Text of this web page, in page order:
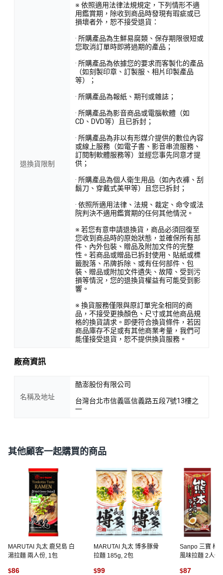
退換貨限制
※ 依照適用法律法規規定，下列情形不適
用鑑賞期，除收到商品時發現有瑕疵或已
損壞者外，恕不接受退貨：
· 所購產品為生鮮易腐類、保存期限很短或
您取消訂單時即將過期的產品；
· 所購產品為依據您的要求而客製化的產品
（如刻製印章、訂製服、相片印製產品
等）；
· 所購產品為報紙、期刊或雜誌；
· 所購產品為影音商品或電腦軟體（如
CD、DVD等）且已拆封；
· 所購產品為非以有形媒介提供的數位內容
或線上服務（如電子書、影音串流服務、
訂閱制軟體服務等）並經您事先同意才提
供；
· 所購產品為個人衛生用品（如內衣褲、刮
鬍刀、穿戴式美甲等）且您已拆封；
· 依照所適用法律、法規、裁定、命令或法
院判決不適用鑑賞期的任何其他情況。
※ 若您有意申請退換貨，商品必須回復至
您收到商品時的原始狀態，並確保所有部
件、內外包裝、贈品及附加文件的完整
性。若商品或贈品已拆封使用、貼紙或標
籤脫落、吊牌拆除、或有任何部件、包
裝、贈品或附加文件遺失、故障、受到污
損等情況，您的退換貨權益有可能受到影
響。
※ 換貨服務僅限與原訂單完全相同的商
品，不接受更換顏色、尺寸或其他商品規
格的換貨請求。即便符合換貨條件，若因
商品庫存不足或有其他商業考量，我們可
能僅接受退貨，恕不提供換貨服務。
廠商資訊
名稱及地址
酷澎股份有限公司
台灣台北市信義區信義路五段7號13樓之
一
其他顧客一起購買的商品
MARUTAI 丸太 鹿兒島 白
湯拉麵 兩人份, 1包
$86
MARUTAI 丸太 博多豚骨
拉麵 185g, 2包
$99
Sanpo 三寶 棒
風味拉麵 2人份
$87